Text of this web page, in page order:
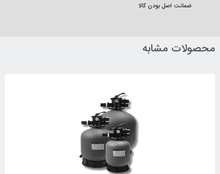
ضمانت اصل بودن کالا
محصولات مشابه